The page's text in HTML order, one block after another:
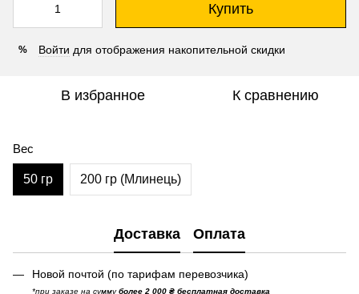
Купить
% Войти для отображения накопительной скидки
В избранное К сравнению
Вес
50 гр 200 гр (Млинець)
Доставка Оплата
Новой почтой (по тарифам перевозчика)
*при заказе на суммуболее 2 000 ₴ бесплатная доставка